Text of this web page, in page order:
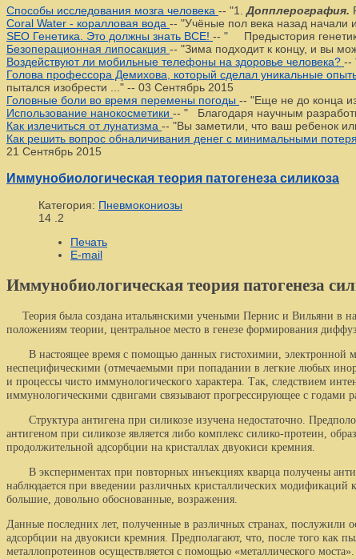
Способы исследования мозга человека -- "1. Допплерография.
Coral Water - коралловая вода -- "Учёные пол века назад начали
SEO Генетика. Это должны знать ВСЕ! -- " Предыстория
Безоперационная липосакция -- "Зима подходит к концу, и вы
Воздействуют ли мобильные телефоны на здоровье человека? --
Голова профессора Демихова, который сделал уникальные
пытался изобрести ..." -- 03 Сентябрь 2015
Головные боли во время перемены погоды -- "Еще не до конца
Использование нанокосметики -- " Благодаря научным
Как излечиться от лунатизма -- "Вы заметили, что ваш ребенок
Как решить вопрос обналичивания денег с минимальными
21 Сентябрь 2015
Иммунобиологическая теория патогенеза силикоза
Категория: Пневмокониозы
14 .2
Печать
E-mail
Иммунобиологическая теория патогенеза
Теория была создана итальянскими учеными Пернис и Вильяни в
положениям теории, центральное место в генезе формирования
В настоящее время с помощью данных гистохимии, элект­ронной
неспецифическими (отмечаемыми при попадании в легкие любых
и процессы чисто иммунологического характера. Так, следствием
иммунологическими сдвигами связывают прогрессирую­щее с годами
Структура антигена при силикозе изучена недостаточно.
антигеном при силикозе яв­ляется либо комплекс силико-протеин,
продолжительной адсорбции на кристаллах двуокиси кремния.
В экспериментах при повторных инъекциях кварца полу­чены
наблюдается при введении раз­личных кристаллических модификаций
большие, довольно обоснованные, возражения.
Данные последних лет, полученные в различных странах, послужили
адсорбции на двуокиси крем­ния. Предполагают, что, после того как
металлопротеинов осуществляется с помощью «металлическо­го